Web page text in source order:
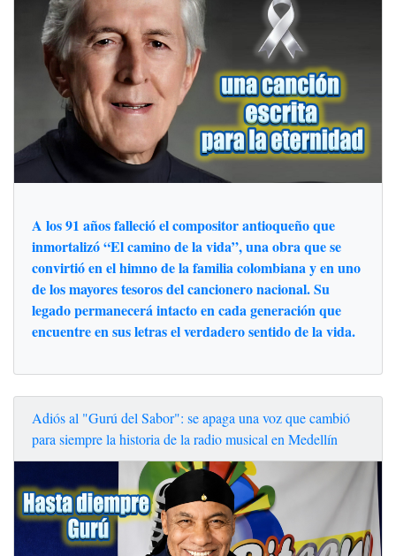
A los 91 años falleció el compositor antioqueño que
inmortalizó “El camino de la vida”, una obra que se
convirtió en el himno de la familia colombiana y en uno
de los mayores tesoros del cancionero nacional. Su
legado permanecerá intacto en cada generación que
encuentre en sus letras el verdadero sentido de la vida.
Adiós al "Gurú del Sabor": se apaga una voz que cambió
para siempre la historia de la radio musical en Medellín